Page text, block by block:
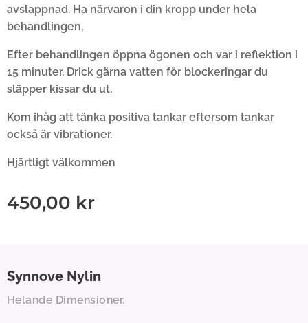
avslappnad. Ha närvaron i din kropp under hela
behandlingen,
Efter behandlingen öppna ögonen och var i reflektion i
15 minuter. Drick gärna vatten för blockeringar du
släpper kissar du ut.
Kom ihåg att tänka positiva tankar eftersom tankar
också är vibrationer.
Hjärtligt välkommen
450,00 kr
Synnove Nylin
Helande Dimensioner.